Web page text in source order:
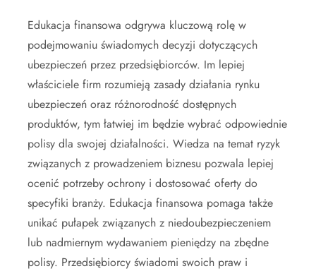
Edukacja finansowa odgrywa kluczową rolę w
podejmowaniu świadomych decyzji dotyczących
ubezpieczeń przez przedsiębiorców. Im lepiej
właściciele firm rozumieją zasady działania rynku
ubezpieczeń oraz różnorodność dostępnych
produktów, tym łatwiej im będzie wybrać odpowiednie
polisy dla swojej działalności. Wiedza na temat ryzyk
związanych z prowadzeniem biznesu pozwala lepiej
ocenić potrzeby ochrony i dostosować oferty do
specyfiki branży. Edukacja finansowa pomaga także
unikać pułapek związanych z niedoubezpieczeniem
lub nadmiernym wydawaniem pieniędzy na zbędne
polisy. Przedsiębiorcy świadomi swoich praw i